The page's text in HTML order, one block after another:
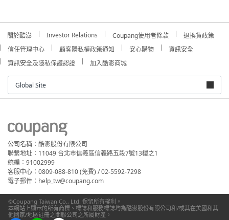
關於酷澎 Investor Relations Coupang使用者條款
退換貨政策
信任管理中心
顧客隱私權政策通知 安心購物
資訊安全
資訊安全及隱私保護認證
加入酷澎商城
Global Site
公司名稱：酷澎股份有限公司
聯繫地址：11049 台北市信義區信義路五段7號13樓之1
統編：91002999
客服中心：0809-088-810 (免費) / 02-5592-7298
電子郵件：help_tw@coupang.com
©Coupang Taiwan Co., Ltd. 保留所有權利。
本網站上顯示的所有商標、標誌和服務標誌均為酷澎股份有限公司和/或其在美國和其
他國家/地區註冊之關聯公司之所屬財產。